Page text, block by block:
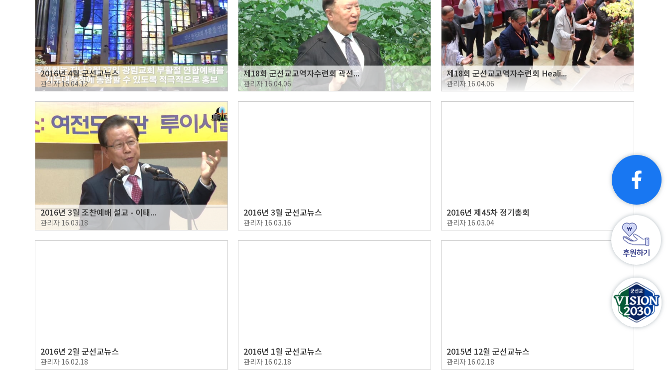
2016년 4월 군선교뉴스
관리자16.04.12
제18회 군선교교역자수련회 곽선...
관리자16.04.06
제18회 군선교교역자수련회 Heali...
관리자 16.04.06
2016년 3월 조찬예배 설교 - 이태...
관리자 16.03.18
2016년 3월 군선교뉴스
관리자 16.03.16
2016년 제45차 정기총회
관리자 16.03.04
2016년 2월 군선교뉴스
관리자 16.02.18
2016년 1월 군선교뉴스
관리자 16.02.18
2015년 12월 군선교뉴스
관리자 16.02.18